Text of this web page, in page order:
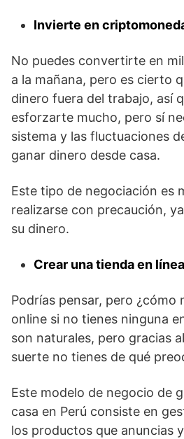
Invierte en
No puedes convertirte en
a la mañana, pero es cierto
dinero fuera del trabajo, así
esforzarte mucho, pero sí
sistema y las fluctuaciones
ganar dinero desde casa.
Este tipo de negociación es
realizarse con precaución,
su dinero.
Crear una tienda en
Podrías pensar, pero ¿cómo
online si no tienes ninguna
son naturales, pero gracias
suerte no tienes de qué
Este modelo de negocio de
casa en Perú consiste en
los productos que anuncias